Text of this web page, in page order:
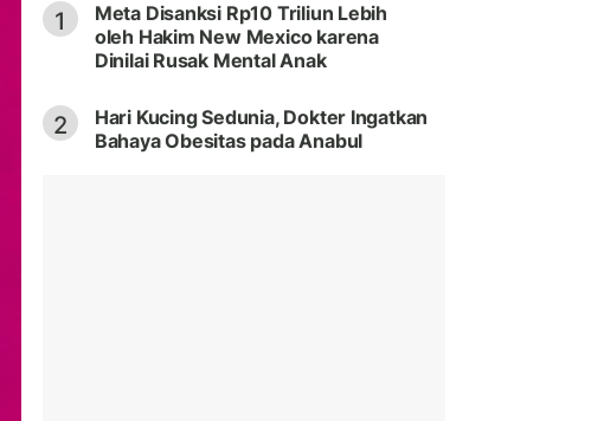
1
Meta Disanksi Rp10 Triliun Lebih
oleh Hakim New Mexico karena
Dinilai Rusak Mental Anak
2
Hari Kucing Sedunia, Dokter Ingatkan
Bahaya Obesitas pada Anabul